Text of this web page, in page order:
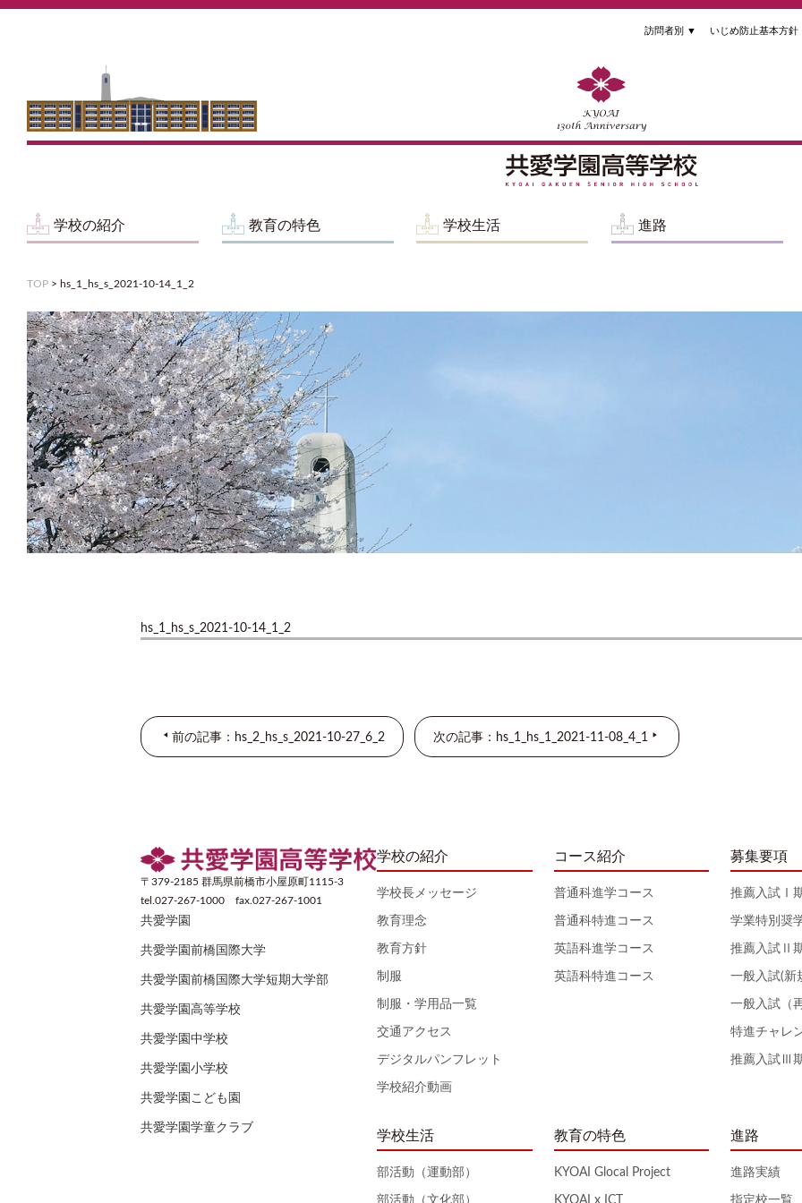
訪問者別 ▼ いじめ防止基本方針
学校の紹介 教育の特色 学校生活 進路
TOP > hs_1_hs_s_2021-10-14_1_2
hs_1_hs_s_2021-10-14_1_2
前の記事：hs_2_hs_s_2021-10-27_6_2 次の記事：hs_1_hs_1_2021-11-08_4_1
〒379-2185 群馬県前橋市小屋原町1115-3
tel.027-267-1000 fax.027-267-1001
共愛学園
共愛学園前橋国際大学
共愛学園前橋国際大学短期大学部
共愛学園高等学校
共愛学園中学校
共愛学園小学校
共愛学園こども園
共愛学園学童クラブ
学校の紹介
学校長メッセージ
教育理念
教育方針
制服
制服・学用品一覧
交通アクセス
デジタルパンフレット
学校紹介動画
学校生活
部活動（運動部）
部活動（文化部）
コース紹介
普通科進学コース
普通科特進コース
英語科進学コース
英語科特進コース
教育の特色
KYOAI Glocal Project
KYOAI x ICT
募集要項
推薦入試Ⅰ
学業特別奨
推薦入試Ⅱ
一般入試(新
一般入試（
特進チャレ
推薦入試Ⅲ
進路
進路実績
指定校一覧